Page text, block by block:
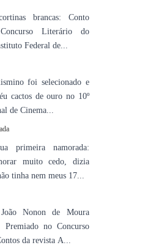
brancas: Conto
Literário do
Federal de...
foi selecionado e
cactos de ouro no 10º
de Cinema...
primeira namorada:
muito cedo, dizia
tinha nem meus 17...
Nonon de Moura
Premiado no Concurso
da revista A...